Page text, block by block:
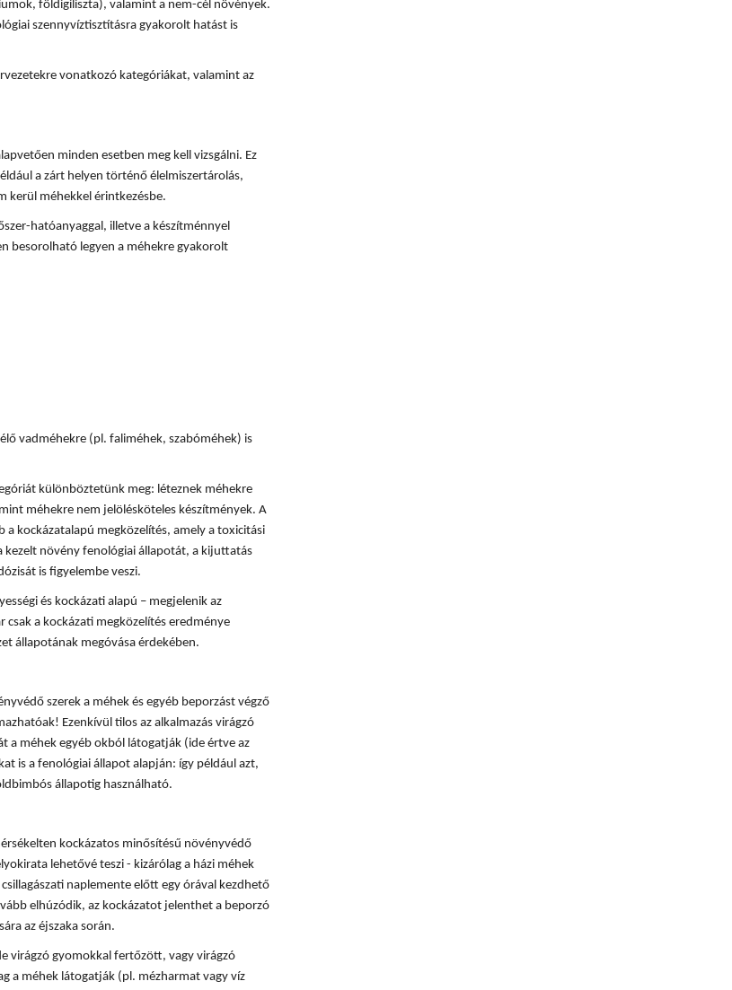
földigiliszta), valamint a nem-cél növények.
szennyvíztisztításra gyakorolt hatást is
vonatkozó kategóriákat, valamint az
minden esetben meg kell vizsgálni. Ez
a zárt helyen történő élelmiszertárolás,
kerül méhekkel érintkezésbe.
hatóanyaggal, illetve a készítménnyel
besorolható legyen a méhekre gyakorolt
vadméhekre (pl. faliméhek, szabóméhek) is
különböztetünk meg: léteznek méhekre
méhekre nem jelölésköteles készítmények. A
kockázatalapú megközelítés, amely a toxicitási
növény fenológiai állapotát, a kijuttatás
is figyelembe veszi.
és kockázati alapú – megjelenik az
a kockázati megközelítés eredménye
állapotának megóvása érdekében.
szerek a méhek és egyéb beporzást végző
Ezenkívül tilos az alkalmazás virágzó
a méhek egyéb okból látogatják (ide értve az
is a fenológiai állapot alapján: így például azt,
állapotig használható.
kockázatos minősítésű növényvédő
lehetővé teszi - kizárólag a házi méhek
naplemente előtt egy órával kezdhető
elhúzódik, az kockázatot jelenthet a beporzó
az éjszaka során.
virágzó gyomokkal fertőzött, vagy virágzó
a méhek látogatják (pl. mézharmat vagy víz